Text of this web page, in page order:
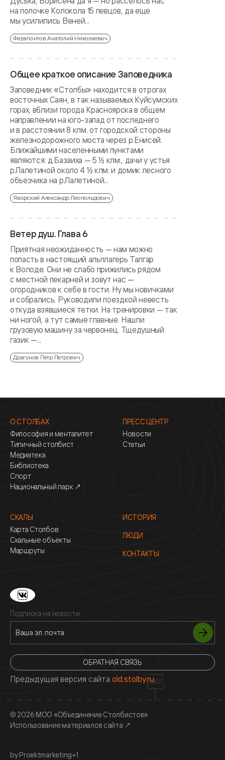
на полочке Колокола 15 певцов, да еще
мы усилились Веней...
Ферапонтов Анатолий Николаевич
Общее краткое описание Заповедника
Заповедник «Столбы» находится в отрогах
восточных Саян, в так называемых Куйсумских
горах, вблизи города Красноярска в общем
направлении на юго-запад от последнего
и в расстоянии 8 клм. от городской стороны
железнодорожного моста через р.Енисей.
Ближайшими населенными пунктами
являются: д.Базаиха — 5 ½ клм., дачи у устья
р.Лалетиной около 4 ½ клм. и домик лесного
объезчика на р.Лалетиной...
Яворский Александр Леопольдович
Ветер душ. Глава 6
Приятная неожиданность — нам можно
попасть в настоящий альплагерь Талгар
к Володе. Они не слабо прижились рядом
с местной пекарней и зовут нас —
огородников к себе в гости. Ну мы новичками
и собрались. Руководили поездкой невесть
откуда взявшиеся тетки. На тренировки — так
ни ногой, а тут самые главные. Нашли
грузовую машину за червонец. Тщедушный
газик —...
Драгунов Петр Петрович
О СТОЛБАХ
Философия и менталитет
Типичный столбист
Медиатека
Библиотека
Спорт
Национальный парк ↗
ПРЕСС ЦЕНТР
Новости
Статьи
СКАЛЫ
Карта Столбов
Скальные объекты
Маршруты
ИСТОРИЯ
ЛЮДИ
КОНТАКТЫ
Подписка на новости
ОБРАТНАЯ СВЯЗЬ
Предыдущая версия сайта old.stolby.ru
© 2026 МОО «Объединение Столбистов»
Использование материалов сайта ↗
by Proektmarketing+1